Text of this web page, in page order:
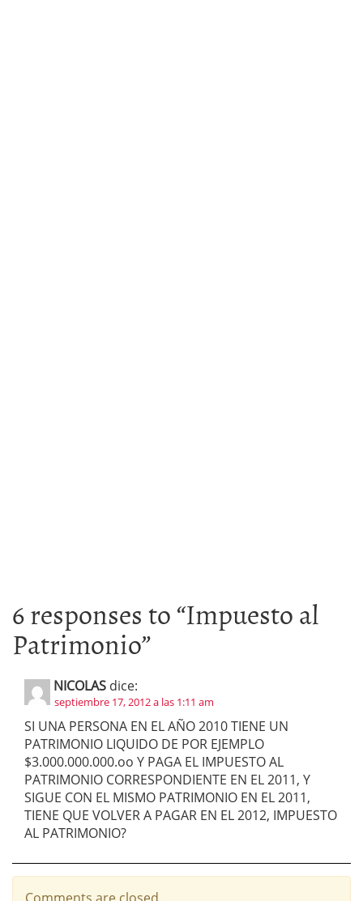
6 responses to “Impuesto al
Patrimonio”
NICOLAS dice:
septiembre 17, 2012 a las 1:11 am
SI UNA PERSONA EN EL AÑO 2010 TIENE UN
PATRIMONIO LIQUIDO DE POR EJEMPLO
$3.000.000.000.oo Y PAGA EL IMPUESTO AL
PATRIMONIO CORRESPONDIENTE EN EL 2011, Y
SIGUE CON EL MISMO PATRIMONIO EN EL 2011,
TIENE QUE VOLVER A PAGAR EN EL 2012, IMPUESTO
AL PATRIMONIO?